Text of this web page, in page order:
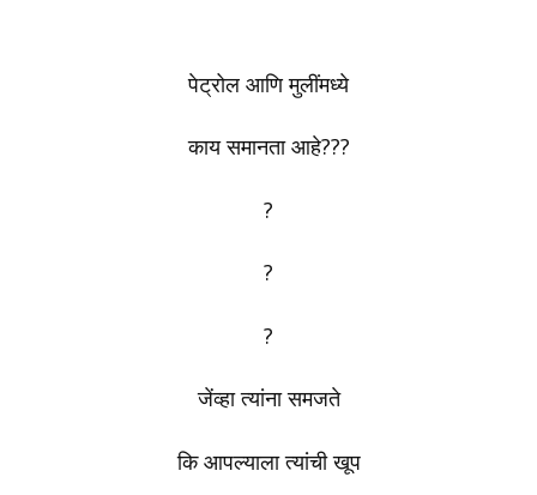
पेट्रोल आणि मुलींमध्ये
काय समानता आहे???
?
?
?
जेंव्हा त्यांना समजते
कि आपल्याला त्यांची खूप